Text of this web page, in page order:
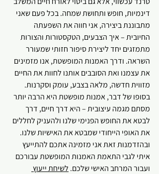
דינמיות, חופש ותחושת שמחה. בכל פעם שאני
מתבוננת ביצירה, אני חווה את השפעתה
החיובית – איך הצבעים, הטקסטורות והצורות
מתמזגים יחד ליצירת סיפור חזותי שמעורר
השראה. ודרך האמנות המופשטת, אנו מזמינים
את עצמנו ואת הסובבים אותנו לחוות את החיים
מזווית חדשה, מלאה בצבע, עומק וסקרנות.
בסופו של דבר, אמנות מופשטת היא הרבה יותר
מסתם מגמה עיצובית – היא דרך חיים, דרך
לבטא את החופש הפנימי שלנו ולהעניק לחללים
את האופי הייחודי שמבטא את האישיות שלנו.
ובהזדמנות זאת אני מזמינה אתכם להתייעץ
איתי לגבי התאמת האמנות המופשטת עבורכם
ועבור המרחב האישי שלכם. לשיחת ייעוץ